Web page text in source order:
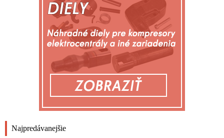
Najpredávanejšie